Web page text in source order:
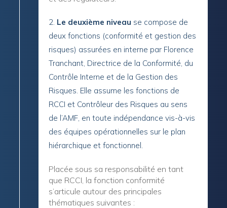
Le deuxième niveau se compose de
deux fonctions (conformité et gestion des
risques) assurées en interne par Florence
Tranchant, Directrice de la Conformité, du
Contrôle Interne et de la Gestion des
Risques. Elle assume les fonctions de
RCCI et Contrôleur des Risques au sens
de l’AMF, en toute indépendance vis-à-vis
des équipes opérationnelles sur le plan
hiérarchique et fonctionnel.
Placée sous sa responsabilité en tant
que RCCI, la fonction conformité
s’articule autour des principales
thématiques suivantes :